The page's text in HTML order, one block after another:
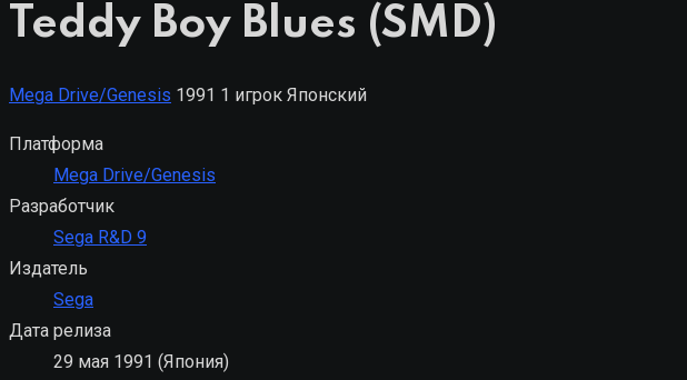
Teddy Boy Blues (SMD)
Mega Drive/Genesis 1991 1 игрок Японский
Платформа
Mega Drive/Genesis
Разработчик
Sega R&D 9
Издатель
Sega
Дата релиза
29 мая 1991 (Япония)